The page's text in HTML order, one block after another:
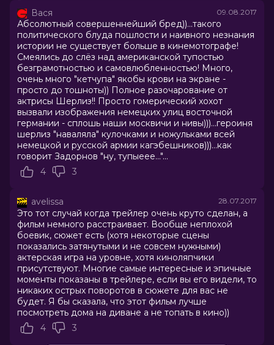
войны Лоррейн прибывает в Западный Берлин,
чтобы расследовать убийство коллеги. Это
официальная версия событий, настоящее же задание
– найти пропавший список двойных агентов, из-за
которого и был убит её друг. Для этого героиня
объединяет свои силы с Дэвидом Персивалем –
начальником местной резидентуры, который
поможет Лоррейн выжить в смертоносных
шпионских играх.
Перед тем, как снять «Дэдпула 2», сорежиссер
«Джона Уика» Дэвид Литч пробует свои силы в
экранизации графического романа «Самый холодный
город». Шпионский триллер «Взрывная блондинка»
и невероятно стильный визуальный ряд, идеально
дополняющий игру ведущих актеров.
Оценка 6.5/ 10 (123 018 голосов)
6.7/ 10 (219 000 голосов)
Год
2017
Страна
США
Слоган
-
Режиссер
Дэвид Литч
Актеры
Шарлиз Терон, Джеймс МакЭвой,
Вася 09.08.2017
Абсолютный совершеннейший бред))...такого
политического блуда пошлости и наивного незнания
истории не существует больше в кинемотографе!
Смеялись до слёз над американской тупостью
безграмотностью и самовлюбленностью! Много,
очень много "кетчупа" якобы крови на экране -
просто до тошноты)) Полное разочарование от
актрисы Шерлиз!! Просто гомерический хохот
вызвали изображения немецких улиц восточной
германии - сплошь наши москвичи и нивы)))...героиня
шерлиз "наваляла" кулочками и ножульками всей
немецкой и русской армии кагэбешников)))...как
говорит Задорнов "ну, тупыеее..."...
4
3
avelissa 28.07.2017
Это тот случай когда трейлер очень круто сделан, а
фильм немного расстраивает. Вообще неплохой
боевик, сюжет есть (хотя некоторые сцены
показались затянутыми и не совсем нужными)
актерская игра на уровне, хотя киноляпчики
присутствуют. Многие самые интересные и эпичные
моменты показаны в трейлере, если вы его видели, то
никаких острых поворотов в сюжете для вас не
будет. Я бы сказала, что этот фильм лучше
посмотреть дома на диване а не топать в кино))
4
3